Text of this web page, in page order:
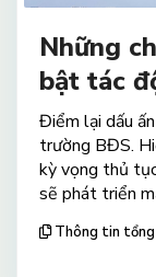
Những
bật tác
Điểm lại dấu
trường BĐS.
kỳ vọng thủ
sẽ phát triển
Thông tin tổng